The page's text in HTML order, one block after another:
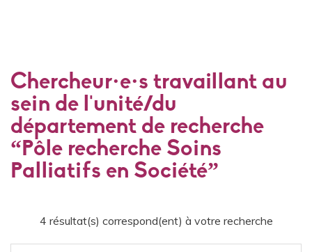
Chercheur·e·s travaillant au
sein de l'unité/du
département de recherche
“Pôle recherche Soins
Palliatifs en Société”
4 résultat(s) correspond(ent) à votre recherche